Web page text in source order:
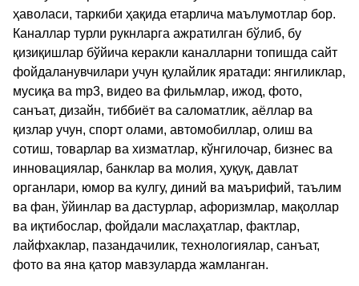
ҳаволаси, таркиби ҳақида етарлича маълумотлар бор.
Каналлар турли рукнларга ажратилган бўлиб, бу
қизиқишлар бўйича керакли каналларни топишда сайт
фойдаланувчилари учун қулайлик яратади: янгиликлар,
мусиқа ва mp3, видео ва фильмлар, ижод, фото,
санъат, дизайн, тиббиёт ва саломатлик, аёллар ва
қизлар учун, спорт олами, автомобиллар, олиш ва
сотиш, товарлар ва хизматлар, кўнгилочар, бизнес ва
инновациялар, банклар ва молия, ҳуқуқ, давлат
органлари, юмор ва кулгу, диний ва маърифий, таълим
ва фан, ўйинлар ва дастурлар, афоризмлар, мақоллар
ва иқтибослар, фойдали маслаҳатлар, фактлар,
лайфхаклар, пазандачилик, технологиялар, санъат,
фото ва яна қатор мавзуларда жамланган.